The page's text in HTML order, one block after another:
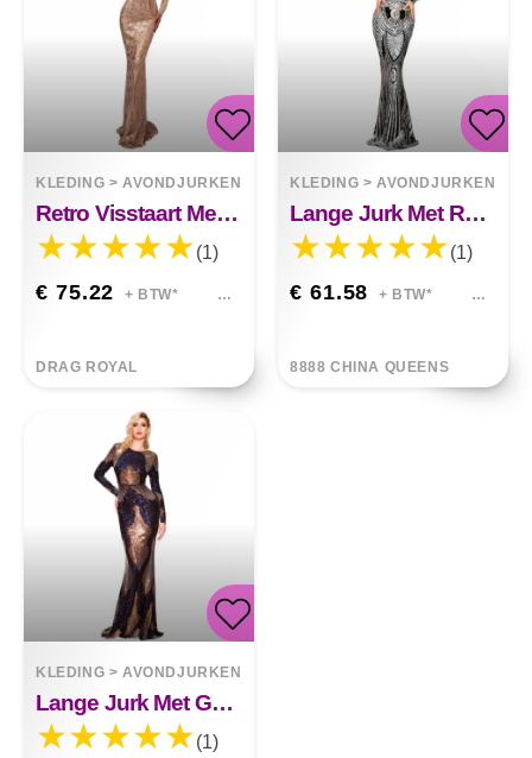
KLEDING >AVONDJURKEN
Retro Visstaart Met Lovertjes En Lange Mouwen Cecilia
(1)
€ 75.22 + BTW*
DRAG ROYAL
KLEDING >AVONDJURKEN
Lange Jurk Met Retro Lovertjes Valerie
(1)
€ 61.58 + BTW*
8888 CHINA QUEENS
KLEDING >AVONDJURKEN
Lange Jurk Met Gesplitste Pailletten Elliana
(1)